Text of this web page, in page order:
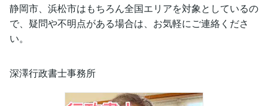
静岡市、浜松市はもちろん全国エリアを対象としているの
で、疑問や不明点がある場合は、お気軽にご連絡くださ
い。
深澤行政書士事務所